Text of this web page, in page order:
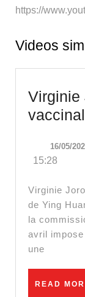
https://
Videos
Virginie
16/05/
15:28
Virginie Joron, députée européenne est l’invité
de Ying
la
avril
une
READ